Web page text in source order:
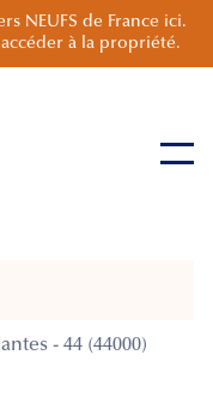
NEUFS de France ici.
à la propriété.
- 44 (44000)